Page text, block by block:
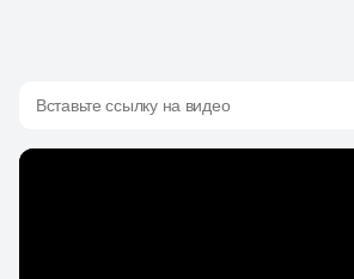
Вставьте ссылку на видео